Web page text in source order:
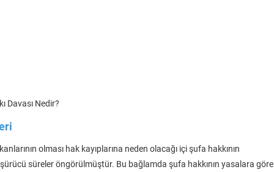
Davası Nedir?
olması hak kayıplarına neden olacağı içi şufa hakkının
süreler öngörülmüştür. Bu bağlamda şufa hakkının yasalara göre